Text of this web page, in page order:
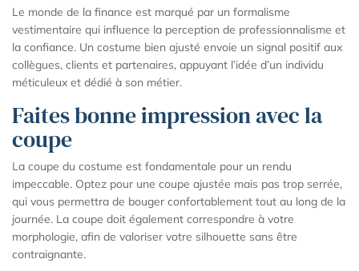
Le monde de la finance est marqué par un formalisme
vestimentaire qui influence la perception de professionnalisme et
la confiance. Un costume bien ajusté envoie un signal positif aux
collègues, clients et partenaires, appuyant l’idée d’un individu
méticuleux et dédié à son métier.
Faites bonne impression avec la
coupe
La coupe du costume est fondamentale pour un rendu
impeccable. Optez pour une coupe ajustée mais pas trop serrée,
qui vous permettra de bouger confortablement tout au long de la
journée. La coupe doit également correspondre à votre
morphologie, afin de valoriser votre silhouette sans être
contraignante.